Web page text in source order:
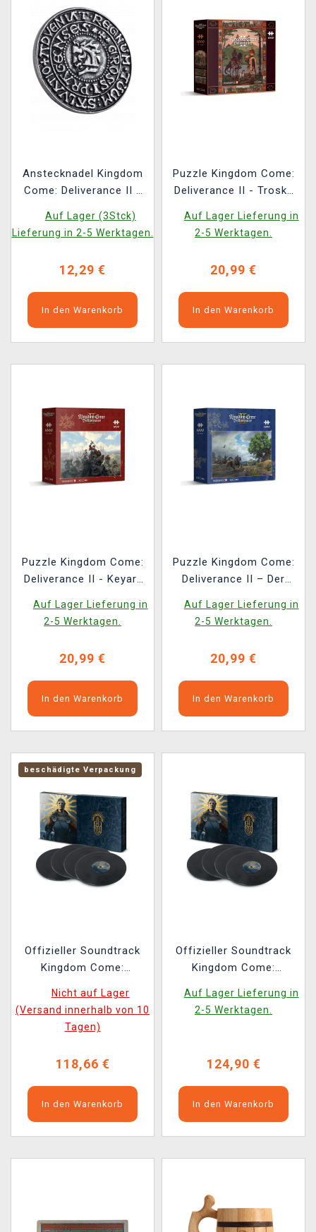
Anstecknadel Kingdom
Come: Deliverance II -
Auf Lager (3Stck)
Lieferung in 2-5 Werktagen.
12,29 €
In den Warenkorb
Puzzle Kingdom Come:
Deliverance II - Trosky
Auf Lager Lieferung in
2-5 Werktagen.
20,99 €
In den Warenkorb
Puzzle Kingdom Come:
Deliverance II - Keyart
Auf Lager Lieferung in
2-5 Werktagen.
20,99 €
In den Warenkorb
Puzzle Kingdom Come:
Deliverance II – Der
Auf Lager Lieferung in
2-5 Werktagen.
20,99 €
In den Warenkorb
beschädigte Verpackung
Offizieller Soundtrack
Kingdom Come:
(Collector's Vinyl
Edition) (beschädigte
Verpackung)
Nicht auf Lager
(Versand innerhalb von 10
Tagen)
118,66 €
In den Warenkorb
Offizieller Soundtrack
Kingdom Come:
(Collector's Vinyl
Edition)
Auf Lager Lieferung in
2-5 Werktagen.
124,90 €
In den Warenkorb